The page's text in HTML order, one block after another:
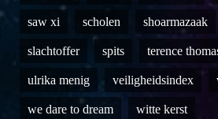
saw xi scholen shoarmazaak
slachtoffer spits terence
ulrika menig veiligheidsindex
we dare to dream witte kerst